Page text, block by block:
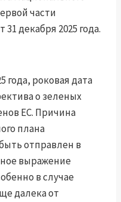
части
декабря 2025 года.
года, роковая дата
о зеленых
ЕС. Причина
плана
отправлен в
выражение
в случае
далека от